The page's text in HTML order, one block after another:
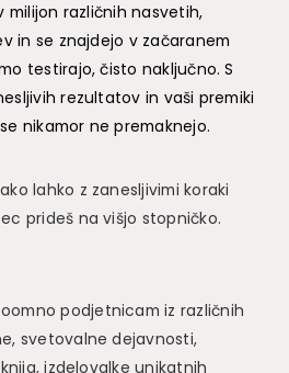
različnih nasvetih,
in se znajdejo v začaranem
testirajo, čisto naključno. S
rezultatov in vaši premiki
nikamor ne premaknejo.
lahko z zanesljivimi koraki
prideš na višjo stopničko.
podjetnicam iz različnih
svetovalne dejavnosti,
izdelovalke unikatnih